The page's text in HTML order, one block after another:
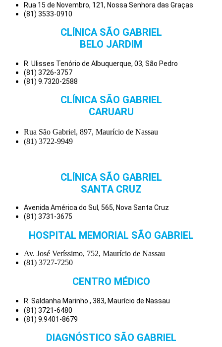
Rua 15 de Novembro, 121, Nossa Senhora das Graças
(81) 3533-0910
CLÍNICA SÃO GABRIEL
BELO JARDIM
R. Ulisses Tenório de Albuquerque, 03, São Pedro
(81) 3726-3757
(81) 9.7320-2588
CLÍNICA SÃO GABRIEL
CARUARU
Rua São Gabriel, 897, Maurício de Nassau
(81) 3722-9949
CLÍNICA SÃO GABRIEL
SANTA CRUZ
Avenida América do Sul, 565, Nova Santa Cruz
(81) 3731-3675
HOSPITAL MEMORIAL SÃO GABRIEL
Av. José Veríssimo, 752, Maurício de Nassau
(81) 3727-7250
CENTRO MÉDICO
R. Saldanha Marinho , 383, Maurício de Nassau
(81) 3721-6480
(81) 9.9401-8679
DIAGNÓSTICO SÃO GABRIEL